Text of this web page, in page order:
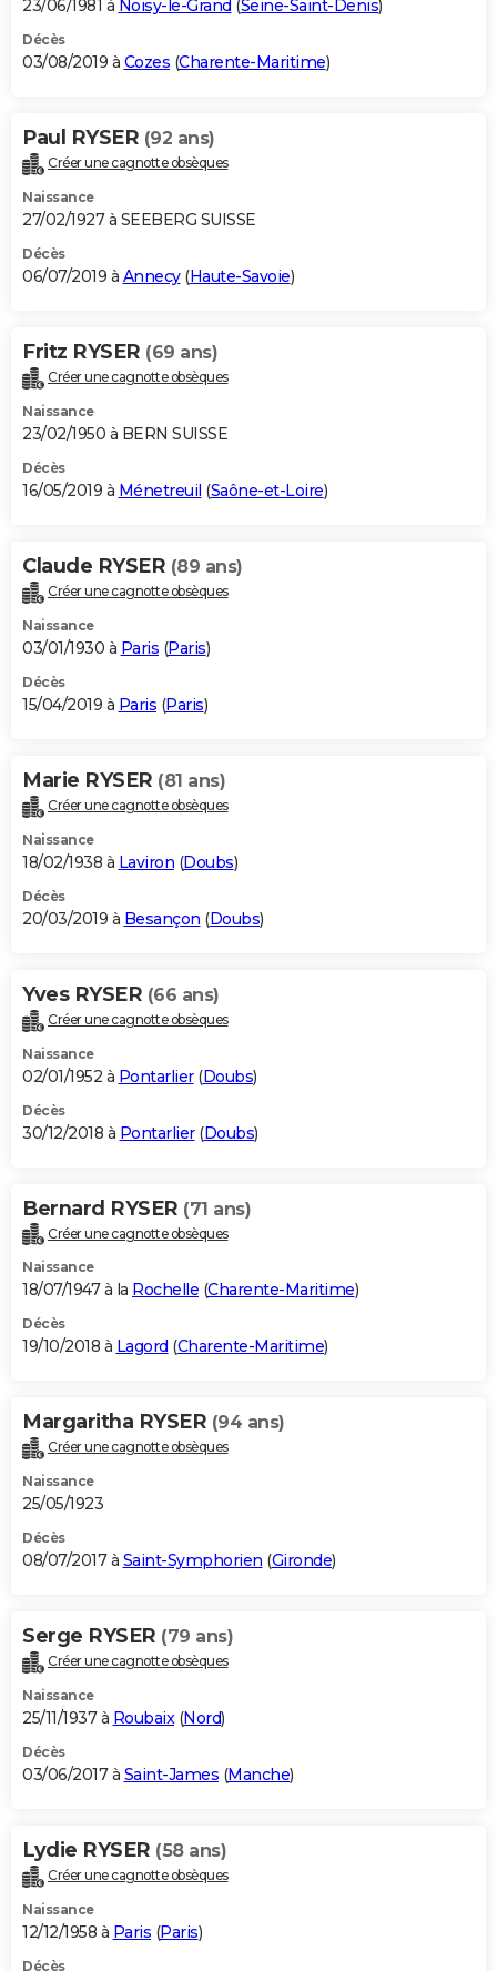
23/06/1981 à Noisy-le-Grand (Seine-Saint-Denis)
Décès
03/08/2019 à Cozes (Charente-Maritime)
Paul RYSER (92 ans)
Créer une cagnotte obsèques
Naissance
27/02/1927 à SEEBERG SUISSE
Décès
06/07/2019 à Annecy(Haute-Savoie)
Fritz RYSER (69 ans)
Créer une cagnotte obsèques
Naissance
23/02/1950 à BERN SUISSE
Décès
16/05/2019 à Ménetreuil (Saône-et-Loire)
Claude RYSER (89 ans)
Créer une cagnotte obsèques
Naissance
03/01/1930 à Paris (Paris)
Décès
15/04/2019 à Paris (Paris)
Marie RYSER (81 ans)
Créer une cagnotte obsèques
Naissance
18/02/1938 à Laviron (Doubs)
Décès
20/03/2019 à Besançon (Doubs)
Yves RYSER (66 ans)
Créer une cagnotte obsèques
Naissance
02/01/1952 à Pontarlier(Doubs)
Décès
30/12/2018 à Pontarlier(Doubs)
Bernard RYSER (71 ans)
Créer une cagnotte obsèques
Naissance
18/07/1947 à la Rochelle (Charente-Maritime)
Décès
19/10/2018 à Lagord (Charente-Maritime)
Margaritha RYSER (94 ans)
Créer une cagnotte obsèques
Naissance
25/05/1923
Décès
08/07/2017 à Saint-Symphorien (Gironde)
Serge RYSER (79 ans)
Créer une cagnotte obsèques
Naissance
25/11/1937 à Roubaix(Nord)
Décès
03/06/2017 à Saint-James (Manche)
Lydie RYSER (58 ans)
Créer une cagnotte obsèques
Naissance
12/12/1958 à Paris (Paris)
Décès